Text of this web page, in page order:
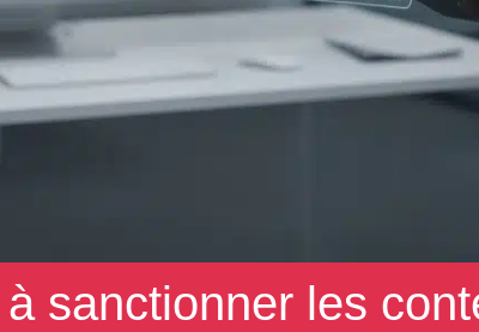
à sanctionner les